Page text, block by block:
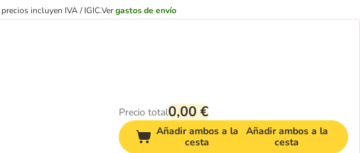
incluyen IVA / IGIC.Vergastos de envío
Precio total0,00 €
Añadir ambos a la
cesta
Añadir ambos a la
cesta